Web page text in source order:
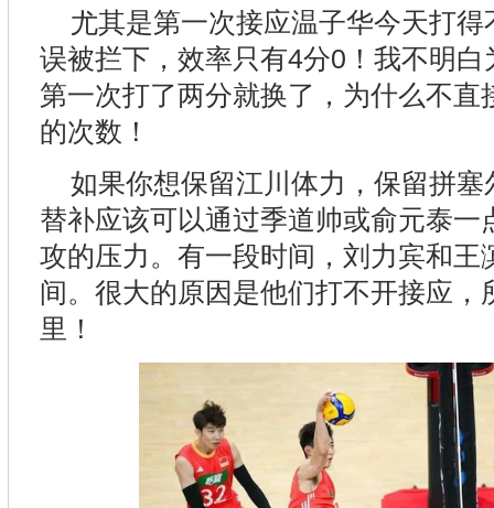
尤其是第一次接应温子华今天打
误被拦下，效率只有4分0！我不明
第一次打了两分就换了，为什么不直
的次数！
如果你想保留江川体力，保留拼
替补应该可以通过季道帅或俞元泰一
攻的压力。有一段时间，刘力宾和王
间。很大的原因是他们打不开接应，
里！